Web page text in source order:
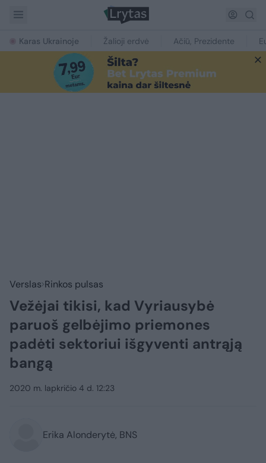
Karas Ukrainoje Žalioji erdvė Ačiū, Prezidente
Verslas Rinkos pulsas
Vežėjai tikisi, kad Vyriausybė
paruoš gelbėjimo priemones
padėti sektoriui išgyventi antrąją
bangą
2020 m. lapkričio 4 d. 12:23
Erika Alonderytė, BNS